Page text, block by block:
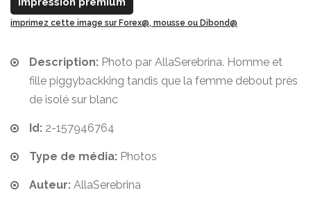
imprimez cette image sur Forex@, mousse ou Dibond@
Description: Photo par AllaSerebrina. Homme et
fille piggybackking tandis que la femme debout près
de isolé sur blanc
Id: 2-157946764
Type de média: Photos
Auteur: AllaSerebrina